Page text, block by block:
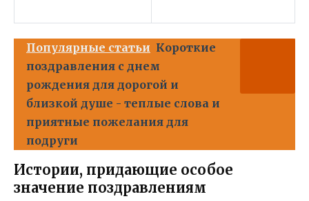
Популярные статьи Короткие
поздравления с днем
рождения для дорогой и
близкой душе - теплые слова и
приятные пожелания для
подруги
Истории, придающие особое
значение поздравлениям